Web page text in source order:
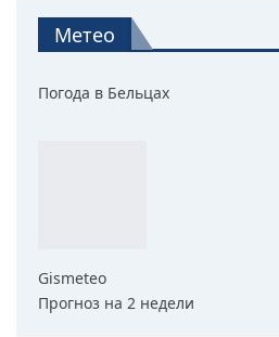
Метео
Погода в Бельцах
Gismeteo
Прогноз на 2 недели